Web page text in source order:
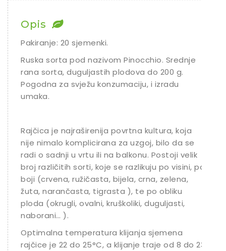
Opis
Pakiranje: 20 sjemenki.
Ruska sorta pod nazivom Pinocchio. Srednje
rana sorta, duguljastih plodova do 200 g.
Pogodna za svježu konzumaciju, i izradu
umaka.
Rajčica je najraširenija povrtna kultura, koja
nije nimalo komplicirana za uzgoj, bilo da se
radi o sadnji u vrtu ili na balkonu. Postoji velik
broj različitih sorti, koje se razlikuju po visini, po
boji (crvena, ružičasta, bijela, crna, zelena,
žuta, narančasta, tigrasta ), te po obliku
ploda (okrugli, ovalni, kruškoliki, duguljasti,
naborani… ).
Optimalna temperatura klijanja sjemena
rajčice je 22 do 25°C, a klijanje traje od 8 do 23